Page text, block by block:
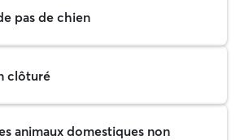
pas de chien
clôturé
animaux domestiques non